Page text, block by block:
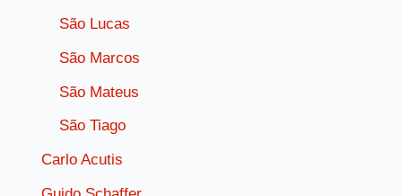
São Lucas
São Marcos
São Mateus
São Tiago
Carlo Acutis